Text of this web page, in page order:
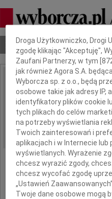
Nekrologi Odeszli
IMIĘ I NAZWISKO: Jan
REGION: Katowice
DATA EMISJI: 02.11.2018
Dbamy o Twoją prywatność
Droga Użytkowniczko, Drogi
zgodę klikając "Akceptuję",
Zaufani Partnerzy, w tym [
jak również Agora S.A.
Wyborcza sp. z o.o., będą
osobowe takie jak adresy IP,
identyfikatory plików cookie
tych plikach do celów
na potrzeby wyświetlania
Twoich zainteresowań i
aplikacjach i w Internecie
wyświetlanych. Wyrażenie
chcesz wyrazić zgody,
chcesz wycofać zgodę
„Ustawień Zaawansowanych”.
Twoje dane osobowe mogą